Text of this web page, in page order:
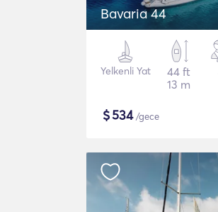
Bavaria 44
Yelkenli Yat
44 ft
13 m
$534/gece